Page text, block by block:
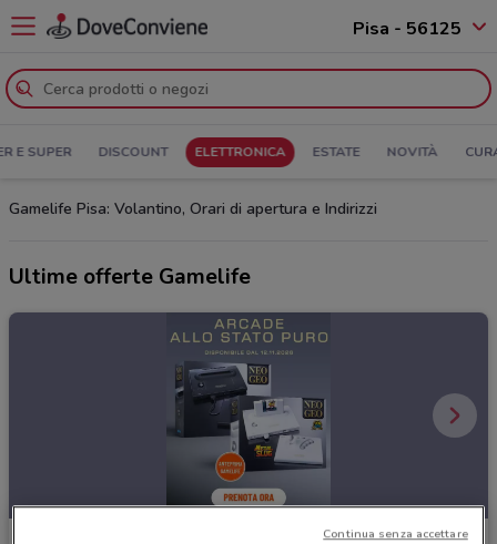
Pisa - 56125
E SUPER DISCOUNT ELETTRONICA ESTATE NOVITÀ
Gamelife Pisa: Volantino, Orari di apertura e Indirizzi
Ultime offerte Gamelife
Continua senza accettare